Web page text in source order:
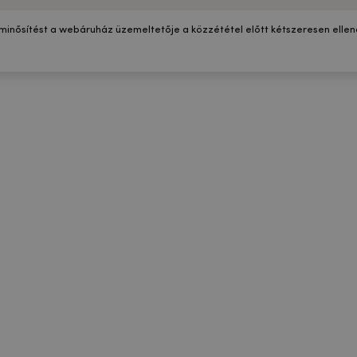
a webáruház üzemeltetője a közzététel előtt kétszeresen